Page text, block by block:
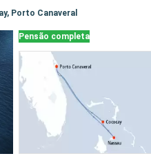
Porto Canaveral
Pensão completa